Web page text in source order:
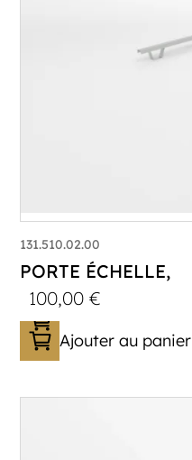
131.510.02.00
PORTE ÉCHELLE,
100,00€
Ajouter au panier